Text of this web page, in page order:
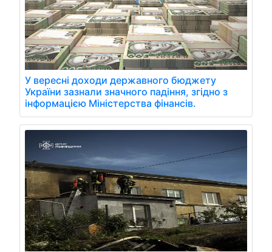
У вересні доходи державного бюджету
України зазнали значного падіння, згідно з
інформацією Міністерства фінансів.